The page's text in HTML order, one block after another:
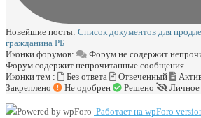
Новейшие посты: Список документов для
гражданина РБ
Иконки форумов:
Форум не содержит
Форум содержит непрочитанные сообщения
Иконки тем :
Без ответа Отвеченный
Закреплено
Не одобрен Решено Личное
Работает на wpForo